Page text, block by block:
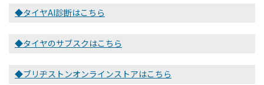
◆タイヤAI診断はこちら
◆タイヤのサブスクはこちら
◆ブリヂストンオンラインストアはこちら